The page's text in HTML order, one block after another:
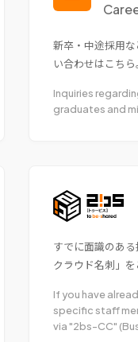
新卒・中途採用
い合わせはこちら
Inquiries
graduates and
すでに面識のあ
クラウド名刺」を
If you have
specific staff
via "2bs-CC"